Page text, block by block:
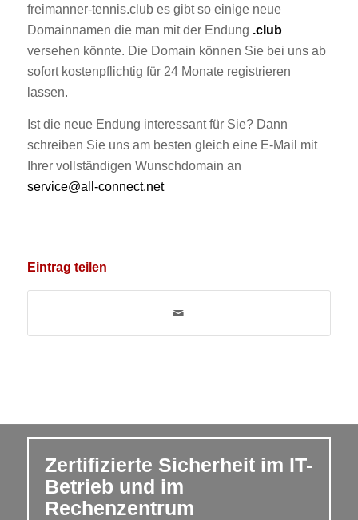
freimanner-tennis.club es gibt so einige neue
Domainnamen die man mit der Endung .club
versehen könnte. Die Domain können Sie bei uns ab
sofort kostenpflichtig für 24 Monate registrieren
lassen.
Ist die neue Endung interessant für Sie? Dann
schreiben Sie uns am besten gleich eine E-Mail mit
Ihrer vollständigen Wunschdomain an
service@all-connect.net
Eintrag teilen
Zertifizierte Sicherheit im IT-
Betrieb und im
Rechenzentrum